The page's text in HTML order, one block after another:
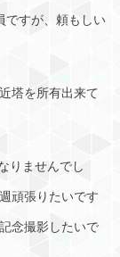
ですが、頼もしい
塔を所有出来て
りませんでし
頑張りたいです
念撮影したいで